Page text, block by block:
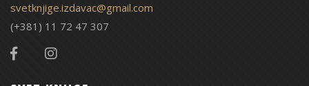
svetknjige.izdavac@gmail.com
(+381) 11 72 47 307